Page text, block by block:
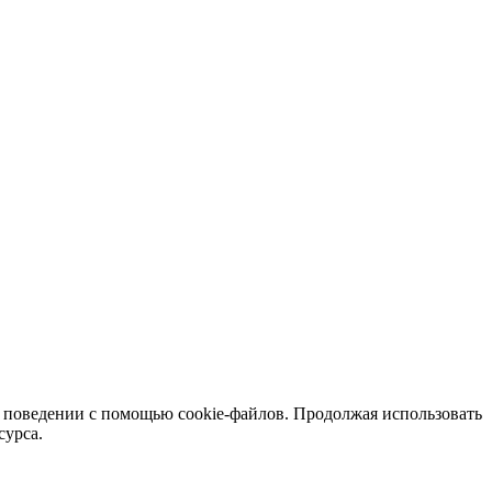
с помощью cookie-файлов. Продолжая использовать